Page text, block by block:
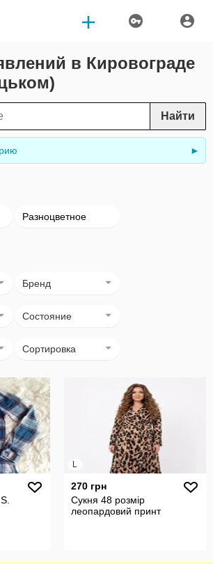
в Кировограде
Найти
►
Разноцветное
Бренд
Состояние
Сортировка
L
270 грн
Сукня 48 розмір
леопардовий принт